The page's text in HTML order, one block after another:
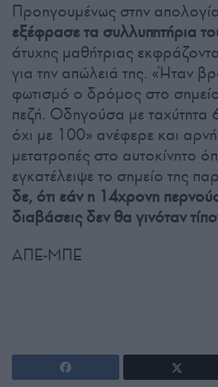
Προηγουμένως στην
εξέφρασε τα συλλυπητήρια
άτυχης μαθήτριας
για την απώλειά της. «Ήταν
φωτισμό ο δρόμος στο
πεζή. Οδηγούσα με
όχι με 100» ανέφερε και
μετατροπές στο αυτοκίνητο
εγκατέλειψε το σημείο της
δε, ότι εάν η 14χρονη
διαβάσεις δεν θα γινόταν
ΑΠΕ-ΜΠΕ